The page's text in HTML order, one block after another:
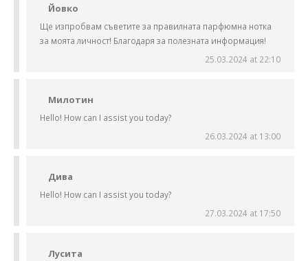
Йовко
Ще изпробвам съветите за правилната парфюмна нотка
за моята личност! Благодаря за полезната информация!
25.03.2024 at 22:10
Милотин
Hello! How can I assist you today?
26.03.2024 at 13:00
Дива
Hello! How can I assist you today?
27.03.2024 at 17:50
Лусита